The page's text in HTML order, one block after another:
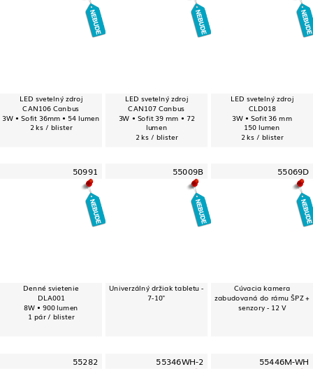
LED svetelný zdroj
CAN106 Canbus
3W • Sofit 36mm • 54 lumen
2 ks / blister
LED svetelný zdroj
CAN107 Canbus
3W • Sofit 39 mm • 72
lumen
2 ks / blister
LED svetelný zdroj
CLD018
3W • Sofit 36 mm
150 lumen
2 ks / blister
50991
Denné svietenie
DLA001
8W • 900 lumen
1 pár / blister
55009B
Univerzálný držiak tabletu -
7-10"
55069D
Cúvacia kamera
zabudovaná do rámu ŠPZ +
senzory - 12 V
55282 55346WH-2 55446M-WH